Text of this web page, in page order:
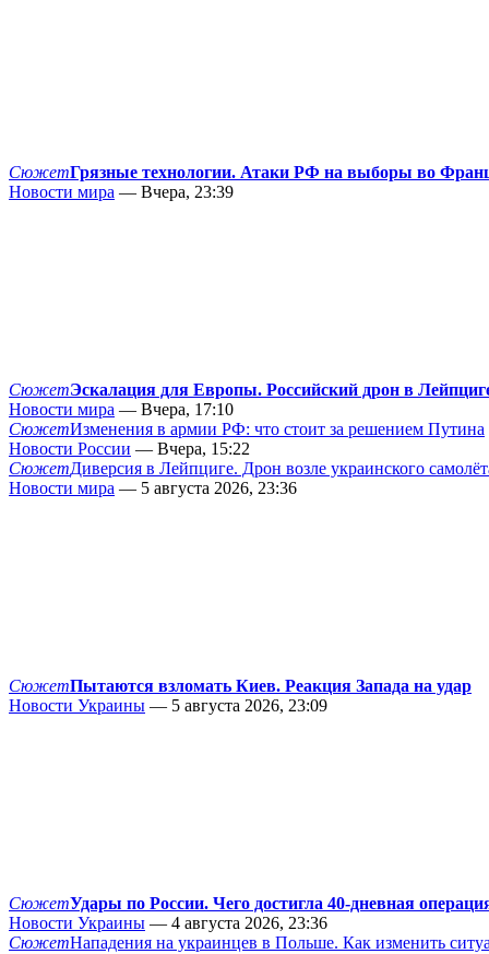
СюжетГрязные технологии. Атаки РФ на выборы во
Новости мира — Вчера, 23:39
СюжетЭскалация для Европы. Российский дрон в
Новости мира — Вчера, 17:10
СюжетИзменения в армии РФ: что стоит за решением Путина
Новости России — Вчера, 15:22
СюжетДиверсия в Лейпциге. Дрон возле украинского
Новости мира — 5 августа 2026, 23:36
СюжетПытаются взломать Киев. Реакция Запада на удар
Новости Украины — 5 августа 2026, 23:09
СюжетУдары по России. Чего достигла 40-дневная
Новости Украины — 4 августа 2026, 23:36
СюжетНападения на украинцев в Польше. Как изменить